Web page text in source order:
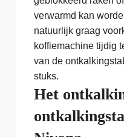
verwarmd kan
natuurlijk graag
koffiemachine tijdig
van de
stuks.
Het